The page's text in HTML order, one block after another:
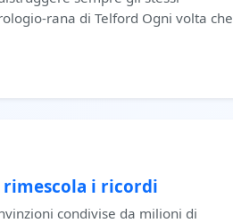
rana di Telford Ogni volta che
i ricordi
condivise da milioni di